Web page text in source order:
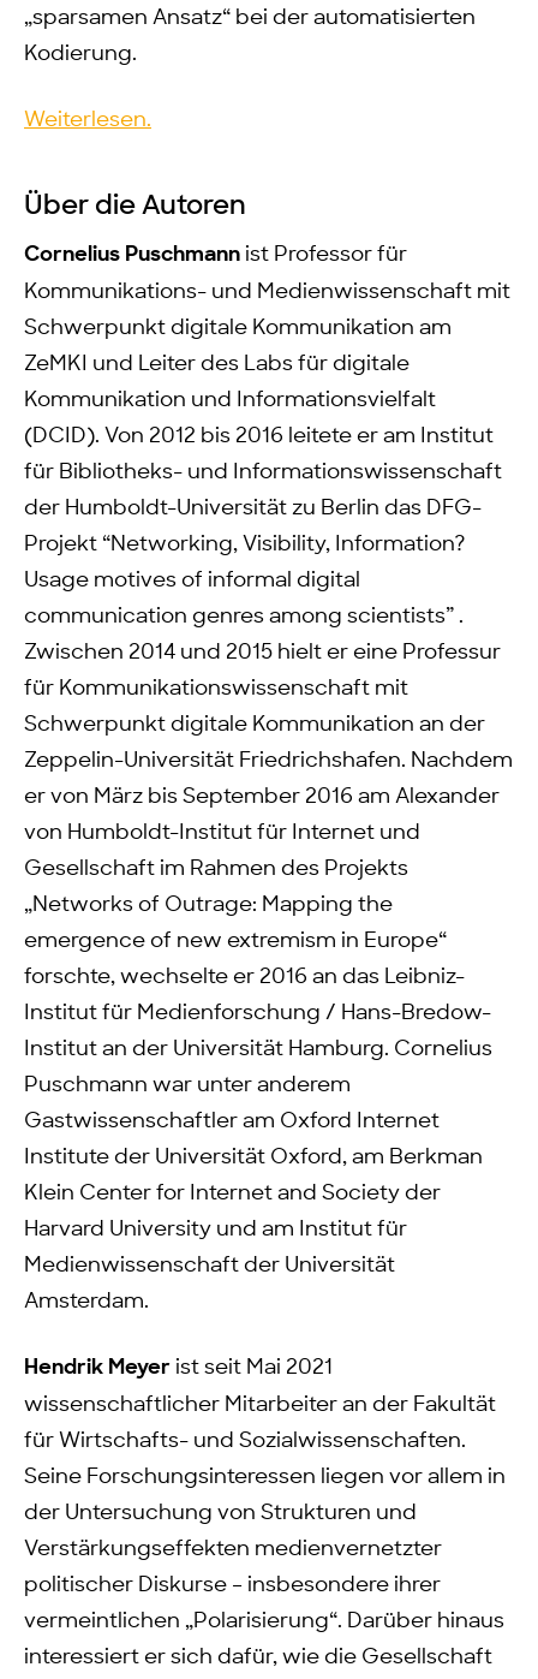
„sparsamen Ansatz“ bei der automatisierten
Kodierung.
Weiterlesen.
Über die Autoren
Cornelius Puschmann ist Professor für
Kommunikations- und Medienwissenschaft mit
Schwerpunkt digitale Kommunikation am
ZeMKI und Leiter des Labs für digitale
Kommunikation und Informationsvielfalt
(DCID). Von 2012 bis 2016 leitete er am Institut
für Bibliotheks- und Informationswissenschaft
der Humboldt-Universität zu Berlin das DFG-
Projekt “Networking, Visibility, Information?
Usage motives of informal digital
communication genres among scientists” .
Zwischen 2014 und 2015 hielt er eine Professur
für Kommunikationswissenschaft mit
Schwerpunkt digitale Kommunikation an der
Zeppelin-Universität Friedrichshafen. Nachdem
er von März bis September 2016 am Alexander
von Humboldt-Institut für Internet und
Gesellschaft im Rahmen des Projekts
„Networks of Outrage: Mapping the
emergence of new extremism in Europe“
forschte, wechselte er 2016 an das Leibniz-
Institut für Medienforschung / Hans-Bredow-
Institut an der Universität Hamburg. Cornelius
Puschmann war unter anderem
Gastwissenschaftler am Oxford Internet
Institute der Universität Oxford, am Berkman
Klein Center for Internet and Society der
Harvard University und am Institut für
Medienwissenschaft der Universität
Amsterdam.
Hendrik Meyer ist seit Mai 2021
wissenschaftlicher Mitarbeiter an der Fakultät
für Wirtschafts- und Sozialwissenschaften.
Seine Forschungsinteressen liegen vor allem in
der Untersuchung von Strukturen und
Verstärkungseffekten medienvernetzter
politischer Diskurse – insbesondere ihrer
vermeintlichen „Polarisierung“. Darüber hinaus
interessiert er sich dafür, wie die Gesellschaft